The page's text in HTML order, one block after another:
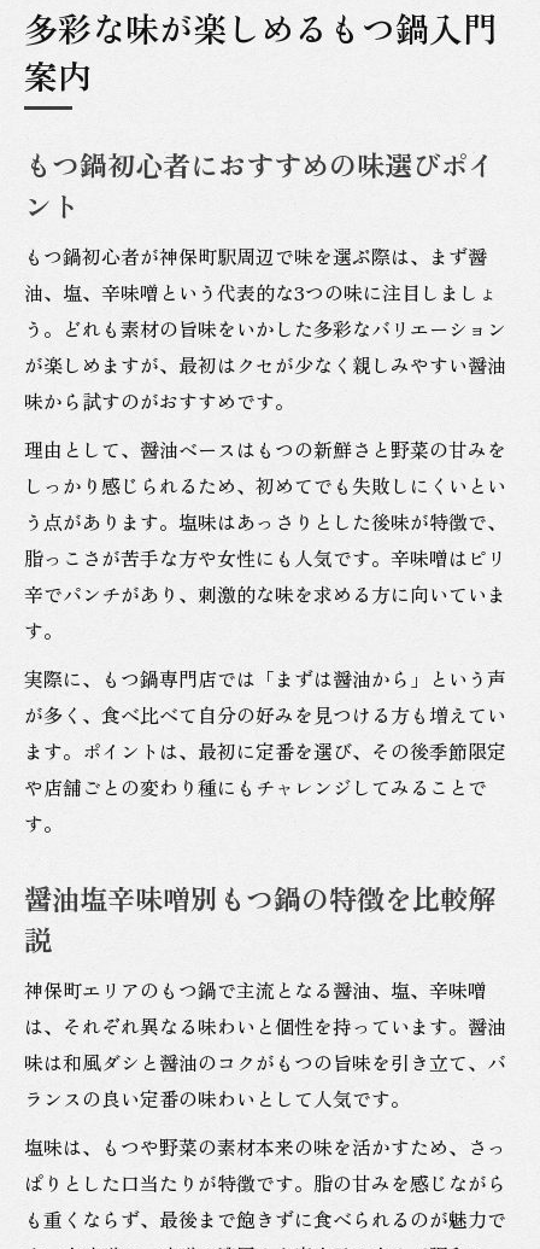
多彩な味が楽しめるもつ鍋入門
案内
もつ鍋初心者におすすめの味選びポイ
ント
もつ鍋初心者が神保町駅周辺で味を選ぶ際は、まず醤
油、塩、辛味噌という代表的な3つの味に注目しましょ
う。どれも素材の旨味をいかした多彩なバリエーション
が楽しめますが、最初はクセが少なく親しみやすい醤油
味から試すのがおすすめです。
理由として、醤油ベースはもつの新鮮さと野菜の甘みを
しっかり感じられるため、初めてでも失敗しにくいとい
う点があります。塩味はあっさりとした後味が特徴で、
脂っこさが苦手な方や女性にも人気です。辛味噌はピリ
辛でパンチがあり、刺激的な味を求める方に向いていま
す。
実際に、もつ鍋専門店では「まずは醤油から」という声
が多く、食べ比べて自分の好みを見つける方も増えてい
ます。ポイントは、最初に定番を選び、その後季節限定
や店舗ごとの変わり種にもチャレンジしてみることで
す。
醤油塩辛味噌別もつ鍋の特徴を比較解
説
神保町エリアのもつ鍋で主流となる醤油、塩、辛味噌
は、それぞれ異なる味わいと個性を持っています。醤油
味は和風ダシと醤油のコクがもつの旨味を引き立て、バ
ランスの良い定番の味わいとして人気です。
塩味は、もつや野菜の素材本来の味を活かすため、さっ
ぱりとした口当たりが特徴です。脂の甘みを感じながら
も重くならず、最後まで飽きずに食べられるのが魅力で